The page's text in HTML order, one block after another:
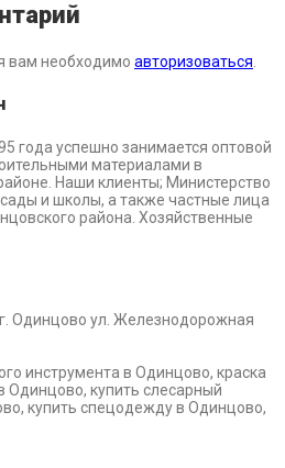
вам необходимо авторизоваться
года успешно занимается оптовой
материалами в
Наши клиенты; Министерство
и школы, а также частные лица
района. Хозяйственные
Одинцово ул. Железнодорожная
инструмента в Одинцово, краска
Одинцово, купить слесарный
купить спецодежду в Одинцово,